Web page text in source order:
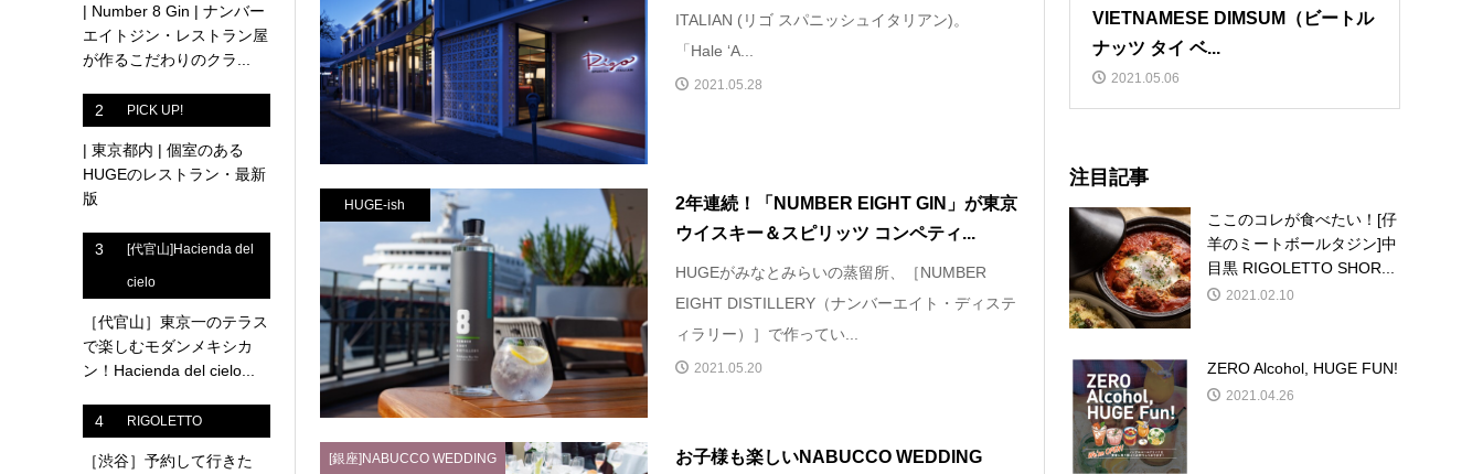
ITALIAN (リゴ スパニッシュイタリアン)。
「Hale ‘A...
2021.05.28
HUGE-ish
2年連続！「NUMBER EIGHT GIN」が東京
ウイスキー＆スピリッツ コンペティ...
HUGEがみなとみらいの蒸留所、［NUMBER
EIGHT DISTILLERY（ナンバーエイト・ディステ
ィラリー）］で作ってい...
2021.05.20
[銀座]NABUCCO WEDDING お子様も楽しいNABUCCO WEDDING
| Number 8 Gin | ナンバー
エイトジン・レストラン屋
が作るこだわりのクラ...
2 PICK UP!
| 東京都内 | 個室のある
HUGEのレストラン・最新
版
3 [代官山]Hacienda del
cielo
［代官山］東京一のテラス
で楽しむモダンメキシカ
ン！Hacienda del cielo...
4 RIGOLETTO
［渋谷］予約して行きた
VIETNAMESE DIMSUM（ビートル
ナッツ タイ ベ...
2021.05.06
注目記事
ここのコレが食べたい！[仔
羊のミートボールタジン]中
目黒 RIGOLETTO SHOR...
2021.02.10
ZERO Alcohol, HUGE FUN!
2021.04.26